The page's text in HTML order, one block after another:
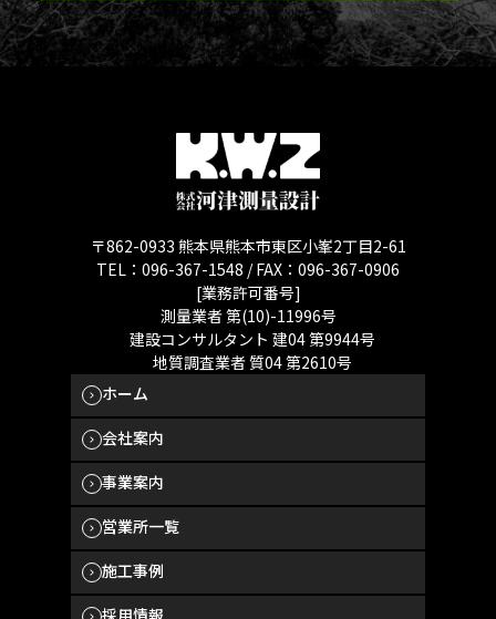
〒862-0933 熊本県熊本市東区小峯2丁目2-61
TEL：096-367-1548 / FAX：096-367-0906
[業務許可番号]
測量業者 第(10)-11996号
建設コンサルタント 建04 第9944号
地質調査業者 質04 第2610号
ホーム
会社案内
事業案内
営業所一覧
施工事例
採用情報